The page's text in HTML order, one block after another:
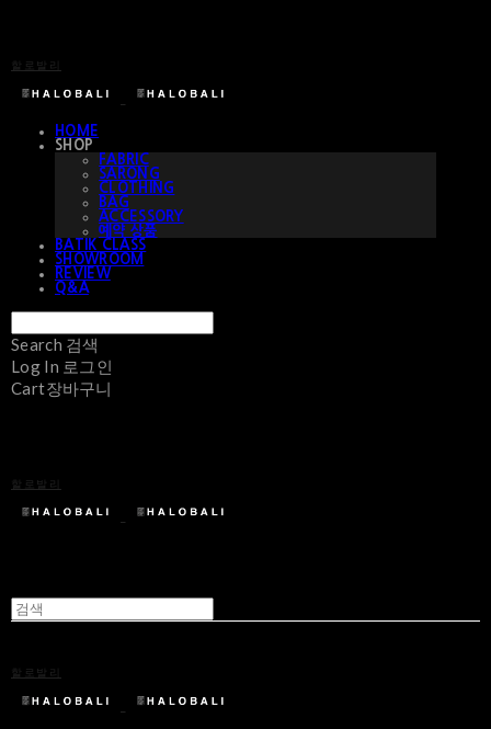
할로발리
HOME
SHOP
FABRIC
SARONG
CLOTHING
BAG
ACCESSORY
예약 상품
BATIK CLASS
SHOWROOM
REVIEW
Q&A
Search 검색
Log In 로그인
Cart장바구니
할로발리
할로발리